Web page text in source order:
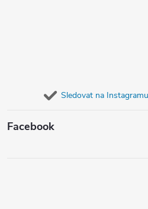
Sledovat na Instagramu
Facebook